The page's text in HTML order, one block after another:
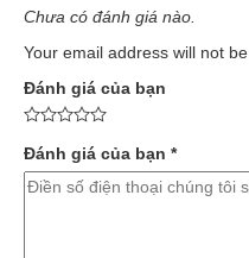
Chưa có đánh giá nào.
Your email address will not be
Đánh giá của bạn
Đánh giá của bạn *